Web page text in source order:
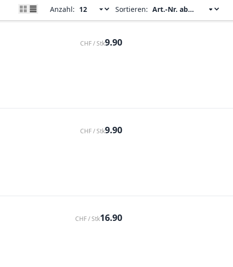
Anzahl: Sortieren:
CHF / Stk9.90
CHF / Stk9.90
CHF / Stk16.90